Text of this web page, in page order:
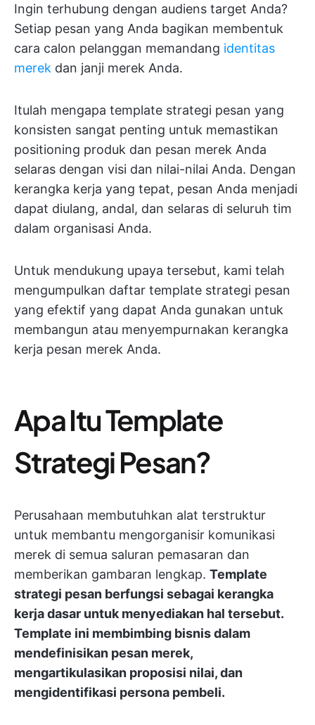
Ingin terhubung dengan audiens target Anda?
Setiap pesan yang Anda bagikan membentuk
cara calon pelanggan memandang identitas
merek dan janji merek Anda.
Itulah mengapa template strategi pesan yang
konsisten sangat penting untuk memastikan
positioning produk dan pesan merek Anda
selaras dengan visi dan nilai-nilai Anda. Dengan
kerangka kerja yang tepat, pesan Anda menjadi
dapat diulang, andal, dan selaras di seluruh tim
dalam organisasi Anda.
Untuk mendukung upaya tersebut, kami telah
mengumpulkan daftar template strategi pesan
yang efektif yang dapat Anda gunakan untuk
membangun atau menyempurnakan kerangka
kerja pesan merek Anda.
Apa Itu Template
Strategi Pesan?
Perusahaan membutuhkan alat terstruktur
untuk membantu mengorganisir komunikasi
merek di semua saluran pemasaran dan
memberikan gambaran lengkap. Template
strategi pesan berfungsi sebagai kerangka
kerja dasar untuk menyediakan hal tersebut.
Template ini membimbing bisnis dalam
mendefinisikan pesan merek,
mengartikulasikan proposisi nilai, dan
mengidentifikasi persona pembeli.